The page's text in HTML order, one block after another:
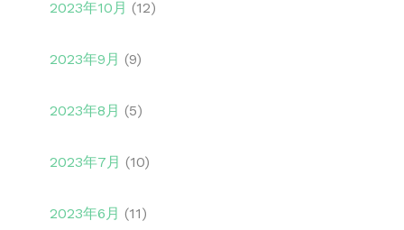
2023年10月 (12)
2023年9月 (9)
2023年8月 (5)
2023年7月 (10)
2023年6月 (11)